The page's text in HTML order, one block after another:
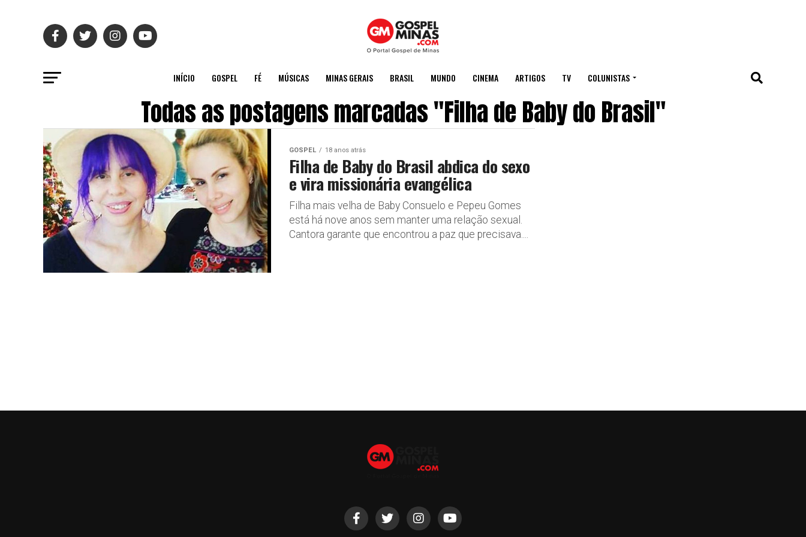
INÍCIO GOSPEL FÉ MÚSICAS MINAS GERAIS BRASIL MUNDO CINEMA ARTIGOS TV COLUNISTAS
Todas as postagens marcadas "Filha de Baby do Brasil"
GOSPEL 18 anos atrás
Filha de Baby do Brasil abdica do sexo
e vira missionária evangélica
Filha mais velha de Baby Consuelo e Pepeu Gomes
está há nove anos sem manter uma relação sexual.
Cantora garante que encontrou a paz que precisava....